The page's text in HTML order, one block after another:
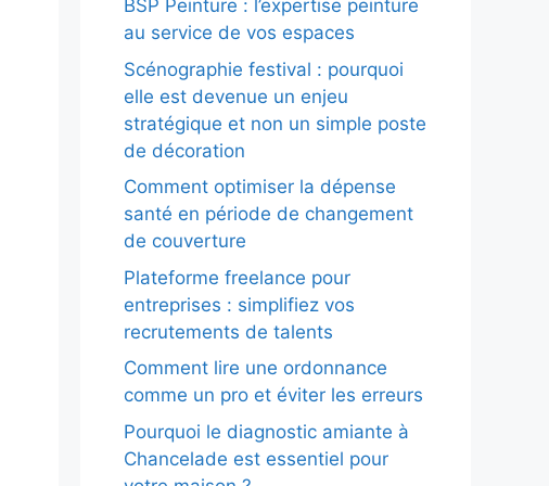
BSP Peinture : l’expertise peinture
au service de vos espaces
Scénographie festival : pourquoi
elle est devenue un enjeu
stratégique et non un simple poste
de décoration
Comment optimiser la dépense
santé en période de changement
de couverture
Plateforme freelance pour
entreprises : simplifiez vos
recrutements de talents
Comment lire une ordonnance
comme un pro et éviter les erreurs
Pourquoi le diagnostic amiante à
Chancelade est essentiel pour